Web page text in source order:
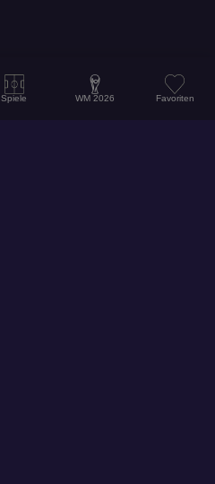
Spiele WM 2026 Favoriten